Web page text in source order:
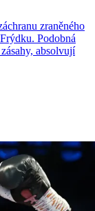
zraněného
Podobná
absolvují